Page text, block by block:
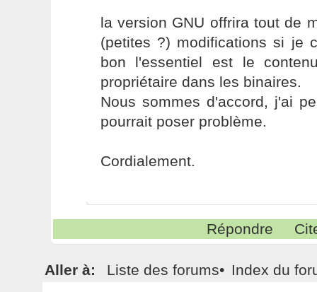
la version GNU offrira tout de
(petites ?) modifications si je
bon l'essentiel est le
propriétaire dans les binaires.
Nous sommes d'accord, j'ai
pourrait poser problème.
Cordialement.
Répondre
Aller à: Liste des forums• Index du